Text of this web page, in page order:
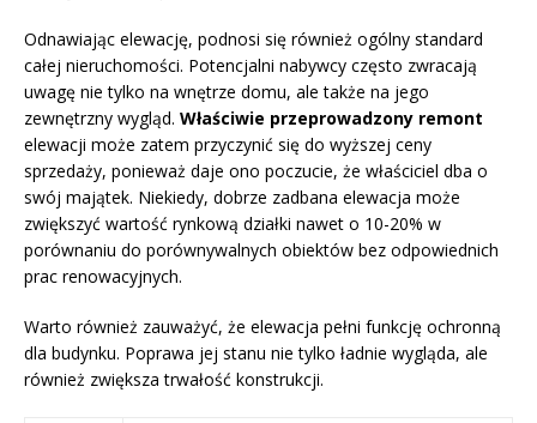
Odnawiając elewację, podnosi się również ogólny standard
całej nieruchomości. Potencjalni nabywcy często zwracają
uwagę nie tylko na wnętrze domu, ale także na jego
zewnętrzny wygląd. Właściwie przeprowadzony remont
elewacji może zatem przyczynić się do wyższej ceny
sprzedaży, ponieważ daje ono poczucie, że właściciel dba o
swój majątek. Niekiedy, dobrze zadbana elewacja może
zwiększyć wartość rynkową działki nawet o 10-20% w
porównaniu do porównywalnych obiektów bez odpowiednich
prac renowacyjnych.
Warto również zauważyć, że elewacja pełni funkcję ochronną
dla budynku. Poprawa jej stanu nie tylko ładnie wygląda, ale
również zwiększa trwałość konstrukcji.